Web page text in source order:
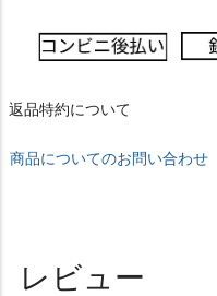
返品特約について
商品についてのお問い合わせ
レビュー